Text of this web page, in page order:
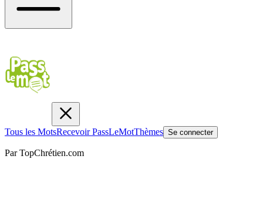
Tous les MotsRecevoir PassLeMotThèmes Se connecter
Par TopChrétien.com